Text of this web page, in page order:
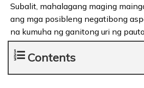
Subalit, mahalagang maging
ang mga posibleng negatibong
na kumuha ng ganitong uri ng
Contents